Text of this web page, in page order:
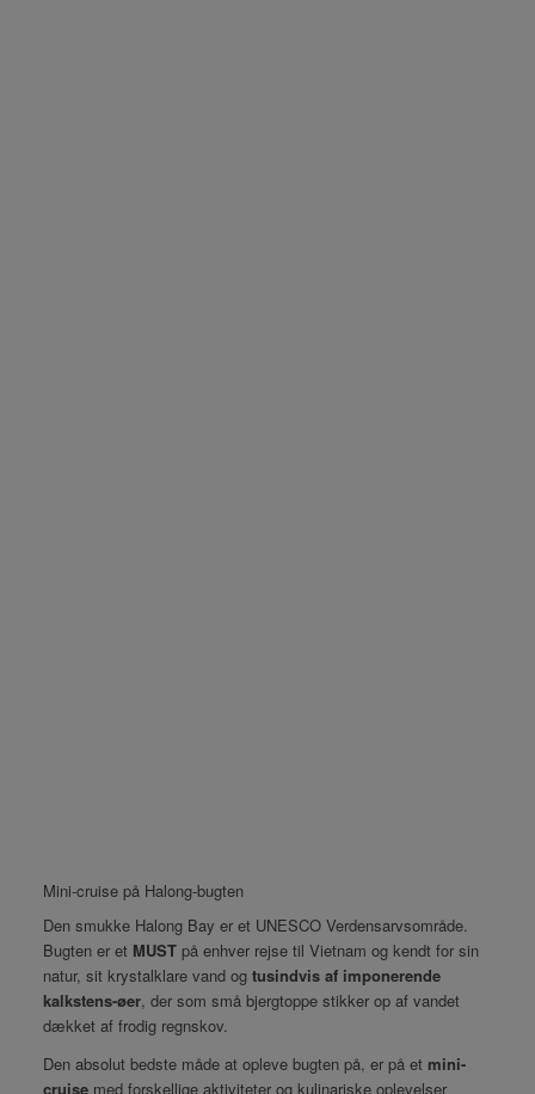
Mini-cruise på Halong-bugten
Den smukke Halong Bay er et UNESCO Verdensarvsområde.
Bugten er et MUSTpå enhver rejse til Vietnam og kendt for sin
natur, sit krystalklare vand og tusindvis af imponerende
kalkstens-øer, der som små bjergtoppe stikker op af vandet
dækket af frodig regnskov.
Den absolut bedste måde at opleve bugten på, er på et mini-
cruisemed forskellige aktiviteter og kulinariske oplevelser